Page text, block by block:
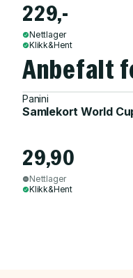
229,-
Nettlager
Klikk&Hent
Anbefalt
Panini
Samlekort World
29,90
Nettlager
Klikk&Hent